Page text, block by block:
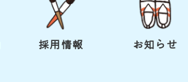
採用情報 お知らせ